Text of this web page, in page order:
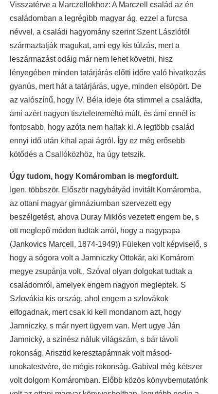
Visszatérve a Marczellokhoz: A Marczell család az én
családomban a legrégibb magyar ág, ezzel a furcsa
névvel, a családi hagyomány szerint Szent Lászlótól
származtatják magukat, ami egy kis túlzás, mert a
leszármazást odáig már nem lehet követni, hisz
lényegében minden tatárjárás előtti időre való hivatkozás
gyanús, mert hát a tatárjárás, ugye, minden elsöpört. De
az valószínű, hogy IV. Béla ideje óta stimmel a családfa,
ami azért nagyon tiszteletreméltó múlt, és ami ennél is
fontosabb, hogy azóta nem haltak ki. A legtöbb család
ennyi idő után kihal apai ágról. Így ez még erősebb
kötődés a Csallóközhöz, ha úgy tetszik.
Úgy tudom, hogy Komáromban is megfordult.
Igen, többször. Először nagybátyád invitált Komáromba,
az ottani magyar gimnáziumban szervezett egy
beszélgetést, ahova Duray Miklós vezetett engem be, s
ott meglepő módon tudtak arról, hogy a nagypapa
(Jankovics Marcell, 1874-1949)) Füleken volt képviselő, s
hogy a sógora volt a Jamniczky Ottokár, aki Komárom
megye zsupánja volt., Szóval olyan dolgokat tudtak a
családomról, amelyek engem nagyon megleptek. S
Szlovákia kis ország, ahol engem a szlovákok
elfogadnak, mert csak ki kell mondanom azt, hogy
Jamniczky, s már nyert ügyem van. Mert ugye Ján
Jamnický, a színész náluk világszám, s bár távoli
rokonság, Arisztid keresztapámnak volt másod-
unokatestvére, de mégis rokonság. Gabival még kétszer
volt dolgom Komáromban. Előbb közös könyvbemutatónk